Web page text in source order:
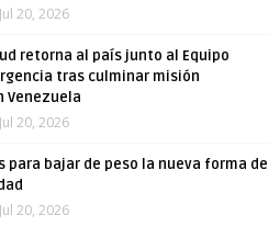
Jul 20, 2026
retorna al país junto al Equipo
tras culminar misión
Venezuela
Jul 20, 2026
para bajar de peso la nueva forma de
Jul 20, 2026